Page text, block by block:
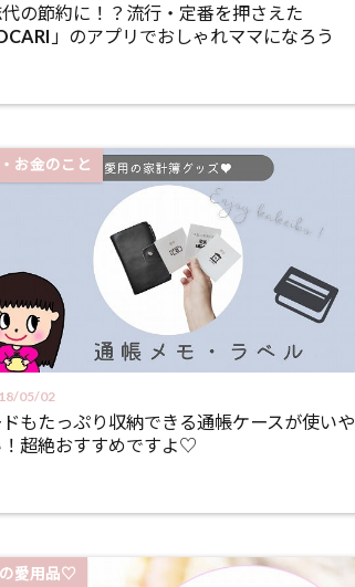
の節約に！？流行・定番を押さえた
」のアプリでおしゃれママになろう
お金のこと
05/02
ドもたっぷり収納できる通帳ケースが使いや
！超絶おすすめですよ♡
愛用品♡